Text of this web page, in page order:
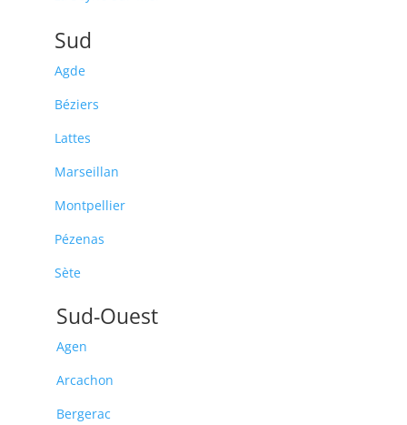
Sud
Agde
Béziers
Lattes
Marseillan
Montpellier
Pézenas
Sète
Sud-Ouest
Agen
Arcachon
Bergerac